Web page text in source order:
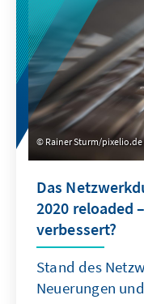
Rainer Sturm/pixelio.de
Das
2020 reloaded
verbessert?
Stand des
Neuerungen